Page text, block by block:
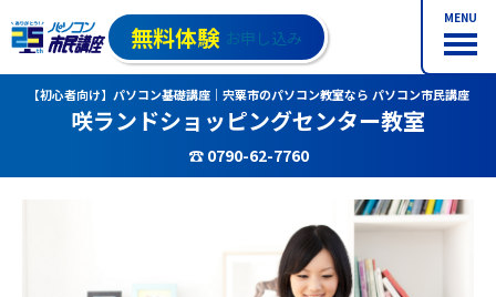
MENU
無料体験 お申し込み
【初心者向け】パソコン基礎講座｜宍粟市のパソコン教室なら パソコン市民講座
咲ランドショッピングセンター教室
☎ 0790-62-7760